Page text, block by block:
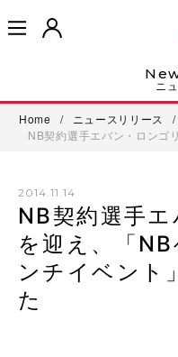
ニ
Home / ニュースリリース /
NB契約選手エバン・ロンゴ
2014.11.14
NB契約選手
を迎え、「
ンチイベント
た